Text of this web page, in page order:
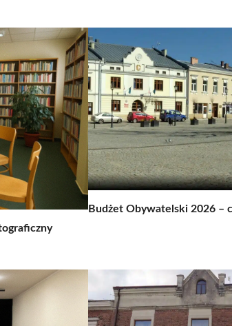
Budżet Obywatelski 2026 –